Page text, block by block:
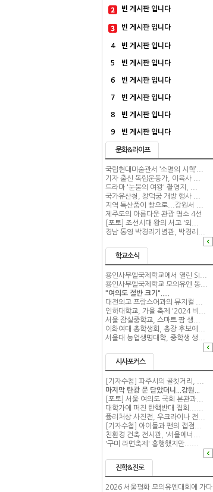
빈 게시판 입니다
빈 게시판 입니다
4 빈 게시판 입니다
5 빈 게시판 입니다
6 빈 게시판 입니다
7 빈 게시판 입니다
8 빈 게시판 입니다
9 빈 게시판 입니다
문화&라이프
국립현대미술관서 ‘소멸의 시학’...
기자 출신 독립운동가, 이육사 ...
드라마 '눈물의 여왕' 촬영지, ...
국가유산청, 창덕궁 개방 행사 ...
지역 특산품이 빵으로...강원서 ...
제주도의 아름다운 관광 명소 4선
[포토] 조선시대 왕의 서고 '외...
경남 통영 박경리기념관, 박경리...
학교소식
용인사무엘국제학교에서 열린 SI...
용인사무엘국제학교 모의유엔 동...
"여의도 절반 크기".....
대전외고 프랑스어과의 뮤지컬 ...
인하대학교, 가을 축제 '2024 비...
서울 잠실중학교, 스마트 팜 생...
이화여대 총학생회, 총장 후보에...
서울대 농업생명대학, 중학생 생...
시사포커스
[기자수첩] 파주시의 골칫거리, ...
마지막 탄광 문 닫았더니...강원...
[포토] 서울 여의도 국회 본관과...
대학가에 퍼진 탄핵반대 집회......
퓰리처상 사진전, 우크라이나 전...
[기자수첩] 아이돌과 팬의 접점...
친환경 건축 전시관, '서울에너...
'구미 라면축제' 흥행했지만......
진학&진로
2026 서울평화 모의유엔대회에 가다